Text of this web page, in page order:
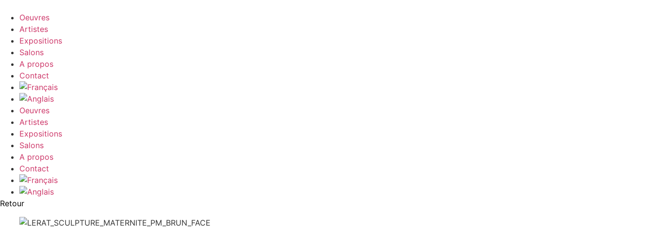
contenu
Oeuvres
Artistes
Expositions
Salons
A propos
Contact
Oeuvres
Artistes
Expositions
Salons
A propos
Contact
Retour